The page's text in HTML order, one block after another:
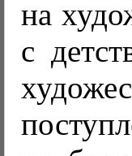
на
с